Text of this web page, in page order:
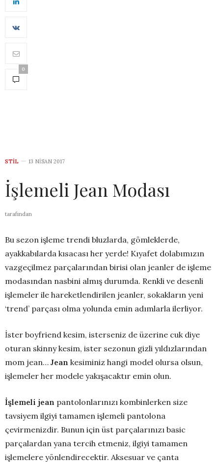
0
STIL 13 NISAN 2017
İşlemeli Jean Modası
tarafından
Bu sezon işleme trendi bluzlarda, gömleklerde,
ayakkabılarda kısacası her yerde! Kıyafet dolabımızın
vazgeçilmez parçalarından birisi olan jeanler de işleme
modasından nasbini almış durumda. Renkli ve desenli
işlemeler ile hareketlendirilen jeanler, sokakların yeni
‘trend’ parçası olma yolunda emin adımlarla ilerliyor.
İster boyfriend kesim, isterseniz de üzerine cuk diye
oturan skinny kesim, ister sezonun gizli yıldızlarından
mom jean… Jean kesiminiz hangi model olursa olsun,
işlemeler her modele yakışacaktır emin olun.
İşlemeli jean pantolonlarınızı kombinlerken size
tavsiyem ilgiyi tamamen işlemeli pantolona
çevirmenizdir. Bunun için üst parçalarınızı basic
parçalardan yana tercih etmeniz, ilgiyi tamamen
işlemelere yönlendirecektir. Aksesuar ve çanta